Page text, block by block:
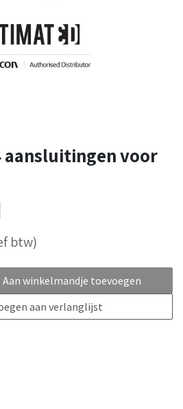
voor
btw)
Aan winkelmandje toevoegen
aan verlanglijst